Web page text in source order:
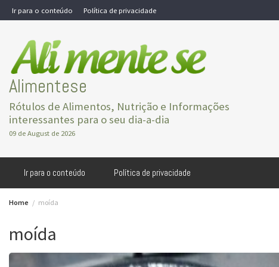
Skip
to
Ir para o conteúdo Política de privacidade
Alimentese
Rótulos de Alimentos, Nutrição e Informações
interessantes para o seu dia-a-dia
09 de August de 2026
Ir para o conteúdo Política de privacidade
Home moída
moída